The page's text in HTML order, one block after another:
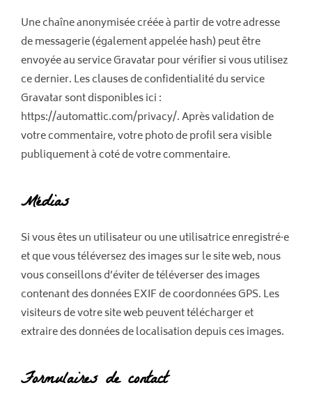
Une chaîne anonymisée créée à partir de votre adresse
de messagerie (également appelée hash) peut être
envoyée au service Gravatar pour vérifier si vous utilisez
ce dernier. Les clauses de confidentialité du service
Gravatar sont disponibles ici :
https://automattic.com/privacy/. Après validation de
votre commentaire, votre photo de profil sera visible
publiquement à coté de votre commentaire.
Médias
Si vous êtes un utilisateur ou une utilisatrice enregistré·e
et que vous téléversez des images sur le site web, nous
vous conseillons d’éviter de téléverser des images
contenant des données EXIF de coordonnées GPS. Les
visiteurs de votre site web peuvent télécharger et
extraire des données de localisation depuis ces images.
Formulaires de contact